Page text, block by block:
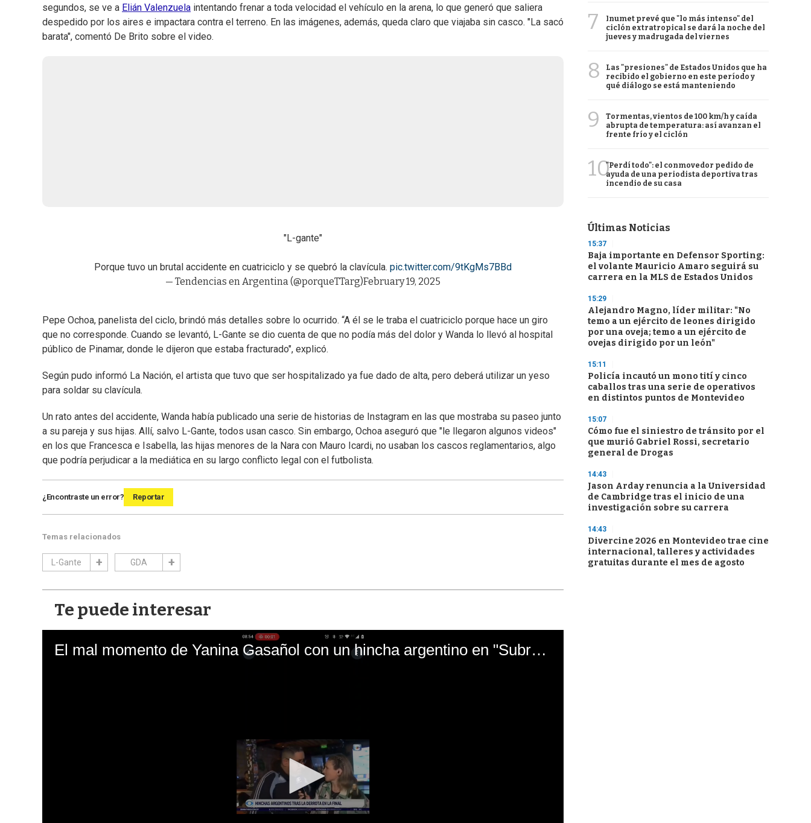
segundos, se ve a Elián Valenzuela intentando frenar a toda velocidad el vehículo en la arena, lo que generó que saliera
despedido por los aires e impactara contra el terreno. En las imágenes, además, queda claro que viajaba sin casco. "La sacó
barata", comentó De Brito sobre el video.
"L-gante"
Porque tuvo un brutal accidente en cuatriciclo y se quebró la clavícula. pic.twitter.com/9tKgMs7BBd
— Tendencias en Argentina (@porqueTTarg)February 19, 2025
Pepe Ochoa, panelista del ciclo, brindó más detalles sobre lo ocurrido. “A él se le traba el cuatriciclo porque hace un giro
que no corresponde. Cuando se levantó, L-Gante se dio cuenta de que no podía más del dolor y Wanda lo llevó al hospital
público de Pinamar, donde le dijeron que estaba fracturado", explicó.
Según pudo informó La Nación, el artista que tuvo que ser hospitalizado ya fue dado de alta, pero deberá utilizar un yeso
para soldar su clavícula.
Un rato antes del accidente, Wanda había publicado una serie de historias de Instagram en las que mostraba su paseo junto
a su pareja y sus hijas. Allí, salvo L-Gante, todos usan casco. Sin embargo, Ochoa aseguró que "le llegaron algunos videos"
en los que Francesca e Isabella, las hijas menores de la Nara con Mauro Icardi, no usaban los cascos reglamentarios, algo
que podría perjudicar a la mediática en su largo conflicto legal con el futbolista.
¿Encontraste un error? Reportar
Temas relacionados
L-Gante GDA
Te puede interesar
El mal momento de Yanina Gasañol con un hincha argentino en "Subrayado"
7
Inumet prevé que "lo más intenso" del
ciclón extratropical se dará la noche del
jueves y madrugada del viernes
8
Las "presiones" de Estados Unidos que ha
recibido el gobierno en este período y
qué diálogo se está manteniendo
9
Tormentas, vientos de 100 km/h y caída
abrupta de temperatura: así avanzan el
frente frío y el ciclón
10"Perdí todo": el conmovedor pedido de
ayuda de una periodista deportiva tras
incendio de su casa
Últimas Noticias
15:37
Baja importante en Defensor Sporting:
el volante Mauricio Amaro seguirá su
carrera en la MLS de Estados Unidos
15:29
Alejandro Magno, líder militar: "No
temo a un ejército de leones dirigido
por una oveja; temo a un ejército de
ovejas dirigido por un león"
15:11
Policía incautó un mono tití y cinco
caballos tras una serie de operativos
en distintos puntos de Montevideo
15:07
Cómo fue el siniestro de tránsito por el
que murió Gabriel Rossi, secretario
general de Drogas
14:43
Jason Arday renuncia a la Universidad
de Cambridge tras el inicio de una
investigación sobre su carrera
14:43
Divercine 2026 en Montevideo trae cine
internacional, talleres y actividades
gratuitas durante el mes de agosto